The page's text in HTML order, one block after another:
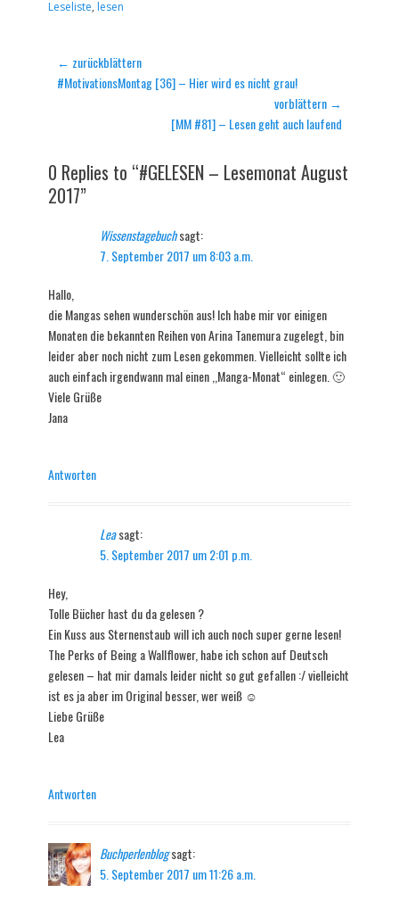
Leseliste, lesen
Beitragsnavigation
← zurückblättern
Vorheriger
#MotivationsMontag [36] – Hier wird es nicht grau!
vorblättern →
[MM #81] – Lesen geht auch laufend
0 Replies to “#GELESEN – Lesemonat August
2017”
Wissenstagebuchsagt:
7. September 2017 um 8:03 a.m.
Hallo,
die Mangas sehen wunderschön aus! Ich habe mir vor einigen
Monaten die bekannten Reihen von Arina Tanemura zugelegt, bin
leider aber noch nicht zum Lesen gekommen. Vielleicht sollte ich
auch einfach irgendwann mal einen ,,Manga-Monat“ einlegen. 🙂
Viele Grüße
Jana
Antworten
Leasagt:
5. September 2017 um 2:01 p.m.
Hey,
Tolle Bücher hast du da gelesen ?
Ein Kuss aus Sternenstaub will ich auch noch super gerne lesen!
The Perks of Being a Wallflower, habe ich schon auf Deutsch
gelesen – hat mir damals leider nicht so gut gefallen :/ vielleicht
ist es ja aber im Original besser, wer weiß ☺️
Liebe Grüße
Lea
Antworten
Buchperlenblogsagt:
5. September 2017 um 11:26 a.m.